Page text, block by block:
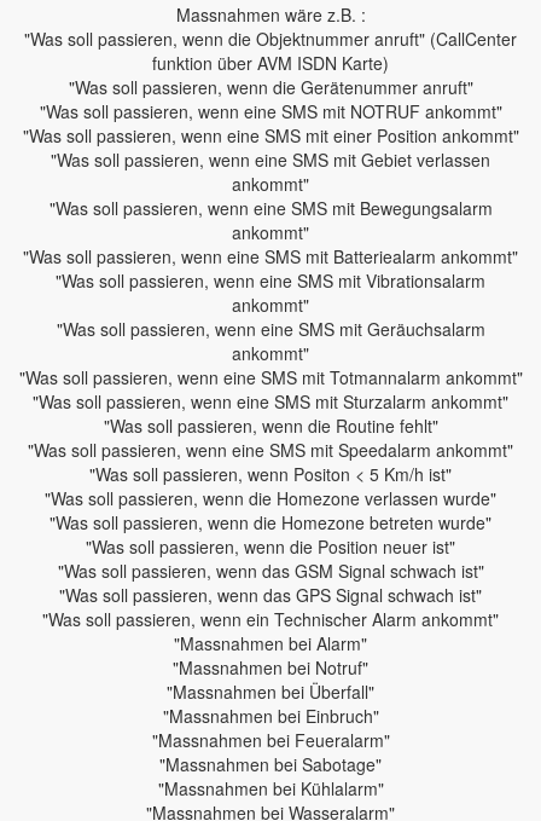
Massnahmen wäre z.B. :
"Was soll passieren, wenn die Objektnummer anruft" (CallCenter
funktion über AVM ISDN Karte)
"Was soll passieren, wenn die Gerätenummer anruft"
"Was soll passieren, wenn eine SMS mit NOTRUF ankommt"
"Was soll passieren, wenn eine SMS mit einer Position ankommt"
"Was soll passieren, wenn eine SMS mit Gebiet verlassen
ankommt"
"Was soll passieren, wenn eine SMS mit Bewegungsalarm
ankommt"
"Was soll passieren, wenn eine SMS mit Batteriealarm ankommt"
"Was soll passieren, wenn eine SMS mit Vibrationsalarm
ankommt"
"Was soll passieren, wenn eine SMS mit Geräuchsalarm
ankommt"
"Was soll passieren, wenn eine SMS mit Totmannalarm ankommt"
"Was soll passieren, wenn eine SMS mit Sturzalarm ankommt"
"Was soll passieren, wenn die Routine fehlt"
"Was soll passieren, wenn eine SMS mit Speedalarm ankommt"
"Was soll passieren, wenn Positon < 5 Km/h ist"
"Was soll passieren, wenn die Homezone verlassen wurde"
"Was soll passieren, wenn die Homezone betreten wurde"
"Was soll passieren, wenn die Position neuer ist"
"Was soll passieren, wenn das GSM Signal schwach ist"
"Was soll passieren, wenn das GPS Signal schwach ist"
"Was soll passieren, wenn ein Technischer Alarm ankommt"
"Massnahmen bei Alarm"
"Massnahmen bei Notruf"
"Massnahmen bei Überfall"
"Massnahmen bei Einbruch"
"Massnahmen bei Feueralarm"
"Massnahmen bei Sabotage"
"Massnahmen bei Kühlalarm"
"Massnahmen bei Wasseralarm"